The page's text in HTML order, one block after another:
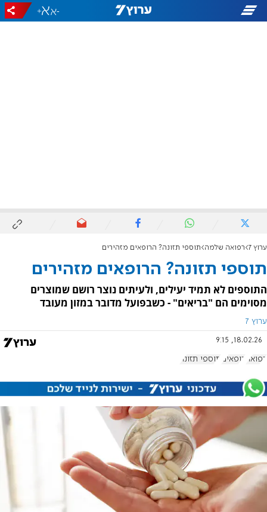
-
+
ערוץ 7 רפואה שלמה תוספי תזונה? הרופאים מזהירים
תוספי תזונה? הרופאים מזהירים
התוספים לא תמיד יעילים, ולעיתים נוצר רושם שמוצרים
מסוימים הם "בריאים" - כשבפועל מדובר במזון מעובד
ערוץ 7
18.02.26, 9:15
רפואה רופאים תוספי תזונה